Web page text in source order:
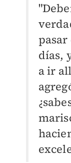
días,
a ir